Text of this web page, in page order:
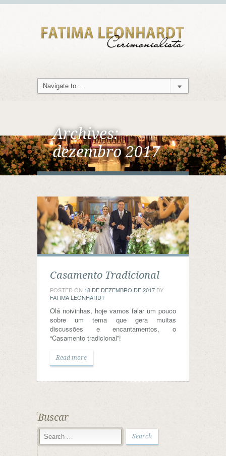
Archives:
dezembro 2017
Casamento Tradicional
POSTED ON 18 DE DEZEMBRO DE 2017 BY
FATIMA LEONHARDT
Olá noivinhas, hoje vamos falar um pouco
sobre um tema que gera muitas
discussões e encantamentos, o
“Casamento tradicional”!
Read more
Buscar